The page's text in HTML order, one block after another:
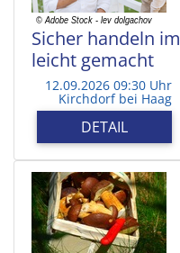
Sicher handeln
leicht gemacht
12.09.2026 09:30 Uhr
Kirchdorf bei Haag
DETAIL